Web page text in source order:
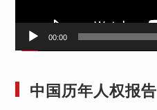
00:00
中国历年人权报告